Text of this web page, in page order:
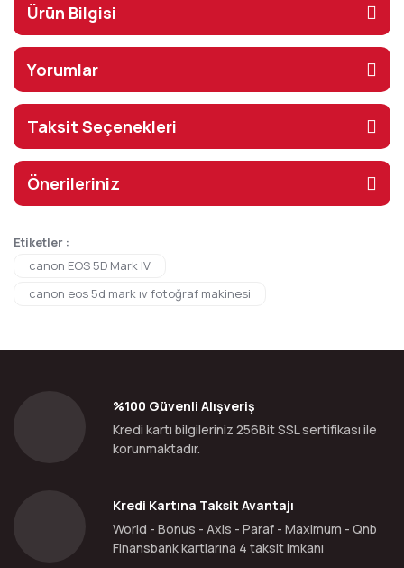
Ürün Bilgisi
Yorumlar
Taksit Seçenekleri
Önerileriniz
Etiketler :
canon EOS 5D Mark IV
canon eos 5d mark ıv fotoğraf makinesi
%100 Güvenli Alışveriş
Kredi kartı bilgileriniz 256Bit SSL sertifikası ile
korunmaktadır.
Kredi Kartına Taksit Avantajı
World - Bonus - Axis - Paraf - Maximum - Qnb
Finansbank kartlarına 4 taksit imkanı